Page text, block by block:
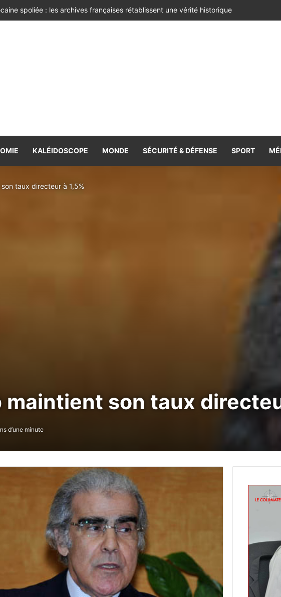
du bien-être !
KALÉIDOSCOPE MONDE SÉCURITÉ & DÉFENSE SPORT
taux directeur à 1,5%
son taux
d’une minute